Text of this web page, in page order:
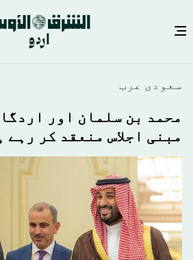
content
سعودى عرب
محمد بن سلمان اور
مبنی اجلاس منعقد کر رہے